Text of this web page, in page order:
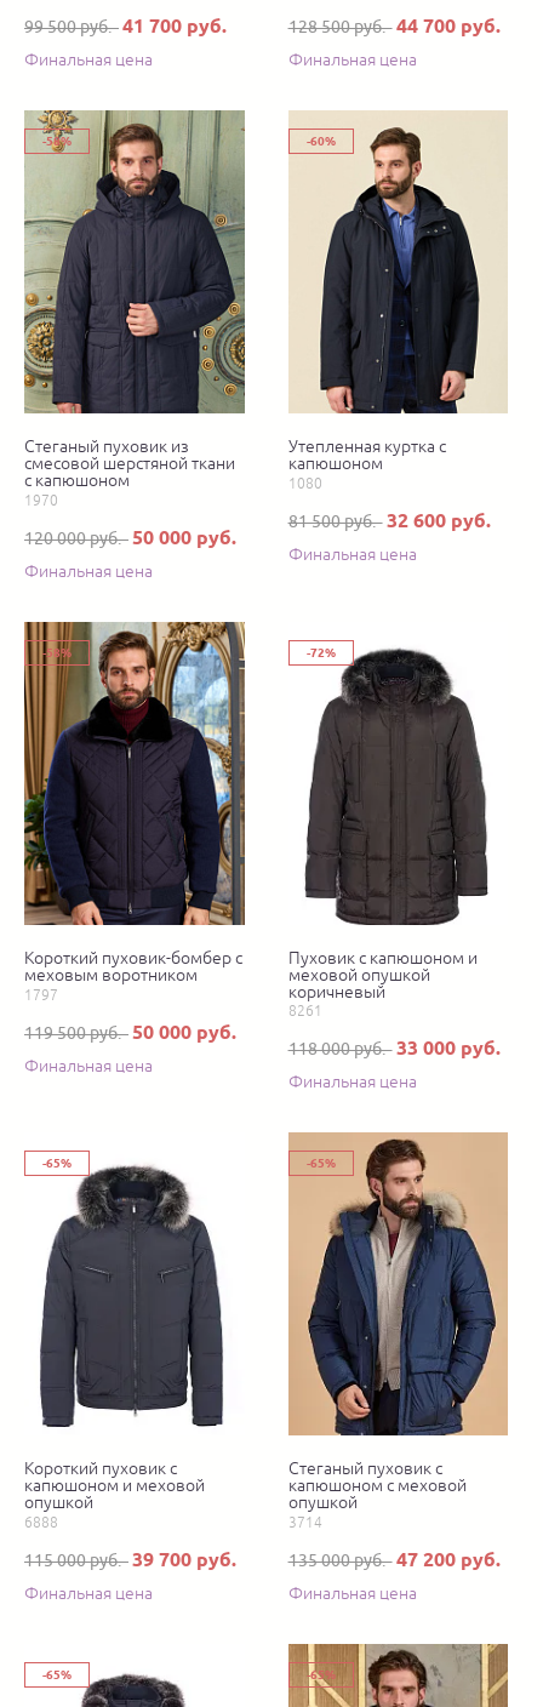
99 500 руб.41 700 руб.
Финальная цена
128 500 руб. 44 700 руб.
Финальная цена
-58%
Стеганый пуховик из
смесовой шерстяной ткани
с капюшоном
1970
120 000 руб.50 000 руб.
Финальная цена
-60%
Утепленная куртка с
капюшоном
1080
81 500 руб. 32 600 руб.
Финальная цена
-58%
Короткий пуховик-бомбер с
меховым воротником
1797
119 500 руб.50 000 руб.
Финальная цена
-72%
Пуховик с капюшоном и
меховой опушкой
коричневый
8261
118 000 руб. 33 000 руб.
Финальная цена
-65%
Короткий пуховик с
капюшоном и меховой
опушкой
6888
115 000 руб.39 700 руб.
Финальная цена
-65%
Cтеганый пуховик с
капюшоном с меховой
опушкой
3714
135 000 руб. 47 200 руб.
Финальная цена
-65% -65%